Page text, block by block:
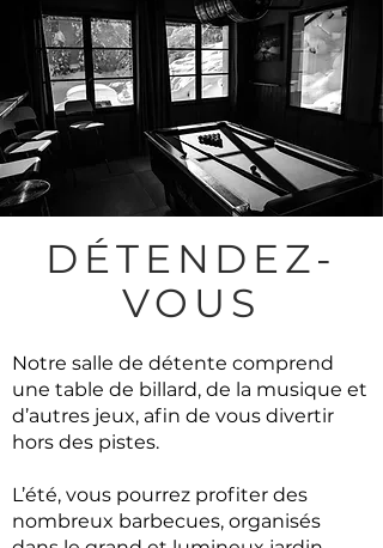
DÉTENDEZ-
VOUS
Notre salle de détente comprend
une table de billard, de la musique et
d’autres jeux, afin de vous divertir
hors des pistes.
L’été, vous pourrez profiter des
nombreux barbecues, organisés